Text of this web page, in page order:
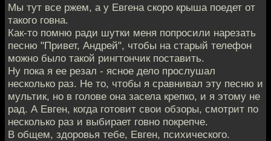
Мы тут все ржем, а у Евгена скоро крыша поедет от
такого говна.
Как-то помню ради шутки меня попросили нарезать
песню "Привет, Андрей", чтобы на старый телефон
можно было такой рингтончик поставить.
Ну пока я ее резал - ясное дело прослушал
несколько раз. Не то, чтобы я сравнивал эту песню и
мультик, но в голове она засела крепко, и я этому не
рад. А Евген, когда готовит свои обзоры, смотрит по
несколько раз и выбирает говно покрепче.
В общем, здоровья тебе, Евген, психического.